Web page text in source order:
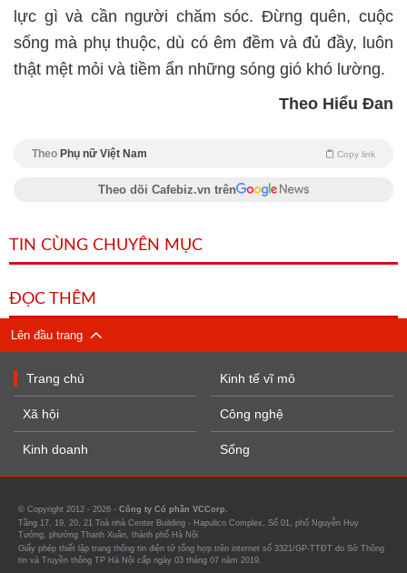
lực gì và cần người chăm sóc. Đừng quên, cuộc
sống mà phụ thuộc, dù có êm đềm và đủ đầy, luôn
thật mệt mỏi và tiềm ẩn những sóng gió khó lường.
Theo Hiểu Đan
Theo Phụ nữ Việt Nam Copy link
Theo dõi Cafebiz.vn trên
TIN CÙNG CHUYÊN MỤC
ĐỌC THÊM
Lên đầu trang
Trang chủ
Xã hội
Kinh doanh
Kinh tế vĩ mô
Công nghệ
Sống
© Copyright 2012 - 2026 - Công ty Cổ phần VCCorp.
Tầng 17, 19, 20, 21 Toà nhà Center Building - Hapulico Complex, Số 01, phố Nguyễn Huy
Tưởng, phường Thanh Xuân, thành phố Hà Nội
Giấy phép thiết lập trang thông tin điện tử tổng hợp trên internet số 3321/GP-TTĐT do Sở Thông
tin và Truyền thông TP Hà Nội cấp ngày 03 tháng 07 năm 2019.